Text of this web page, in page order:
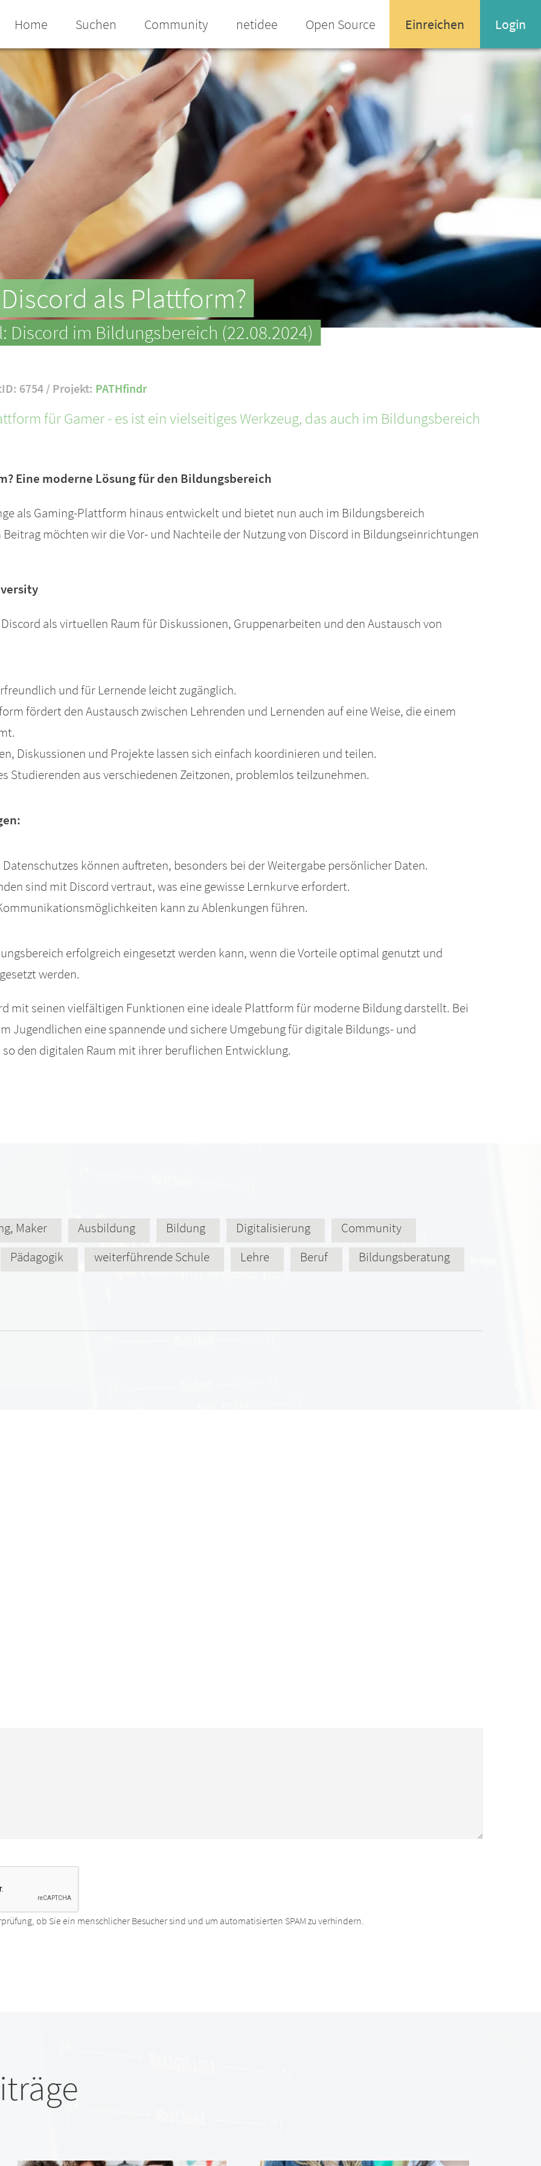
Home Suchen Community netidee Open Source Einreichen Login
Name oder Email-Adresse
Enter your username or email address
Passwort
Passwort vergessen
als Plattform?
im Bildungsbereich (22.08.2024)
6754 / Projekt: PATHfindr
für Gamer - es ist ein vielseitiges Werkzeug, das auch im Bildungsbereich
Eine moderne Lösung für den Bildungsbereich
als Gaming-Plattform hinaus entwickelt und bietet nun auch im Bildungsbereich
möchten wir die Vor- und Nachteile der Nutzung von Discord in Bildungseinrichtungen
als virtuellen Raum für Diskussionen, Gruppenarbeiten und den Austausch von
und für Lernende leicht zugänglich.
fördert den Austausch zwischen Lehrenden und Lernenden auf eine Weise, die einem
Diskussionen und Projekte lassen sich einfach koordinieren und teilen.
Studierenden aus verschiedenen Zeitzonen, problemlos teilzunehmen.
können auftreten, besonders bei der Weitergabe persönlicher Daten.
sind mit Discord vertraut, was eine gewisse Lernkurve erfordert.
kann zu Ablenkungen führen.
erfolgreich eingesetzt werden kann, wenn die Vorteile optimal genutzt und
werden.
mit seinen vielfältigen Funktionen eine ideale Plattform für moderne Bildung darstellt. Bei
Jugendlichen eine spannende und sichere Umgebung für digitale Bildungs- und
den digitalen Raum mit ihrer beruflichen Entwicklung.
Maker Ausbildung Bildung Digitalisierung
Community
Pädagogik
weiterführende Schule Lehre Beruf Bildungsberatung
ob Sie ein menschlicher Besucher sind und um automatisierten SPAM zu verhindern.